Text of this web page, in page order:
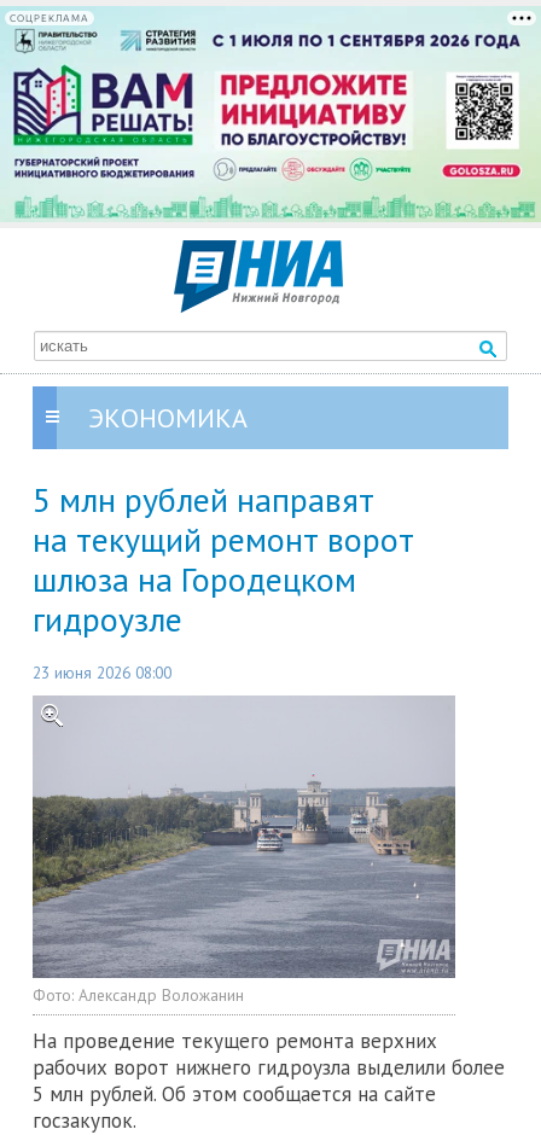
СОЦРЕКЛАМА
ЭКОНОМИКА
5 млн рублей направят
на текущий ремонт ворот
шлюза на Городецком
гидроузле
23 июня 2026 08:00
Фото: Александр Воложанин
На проведение текущего ремонта верхних
рабочих ворот нижнего гидроузла выделили более
5 млн рублей. Об этом сообщается на сайте
госзакупок.